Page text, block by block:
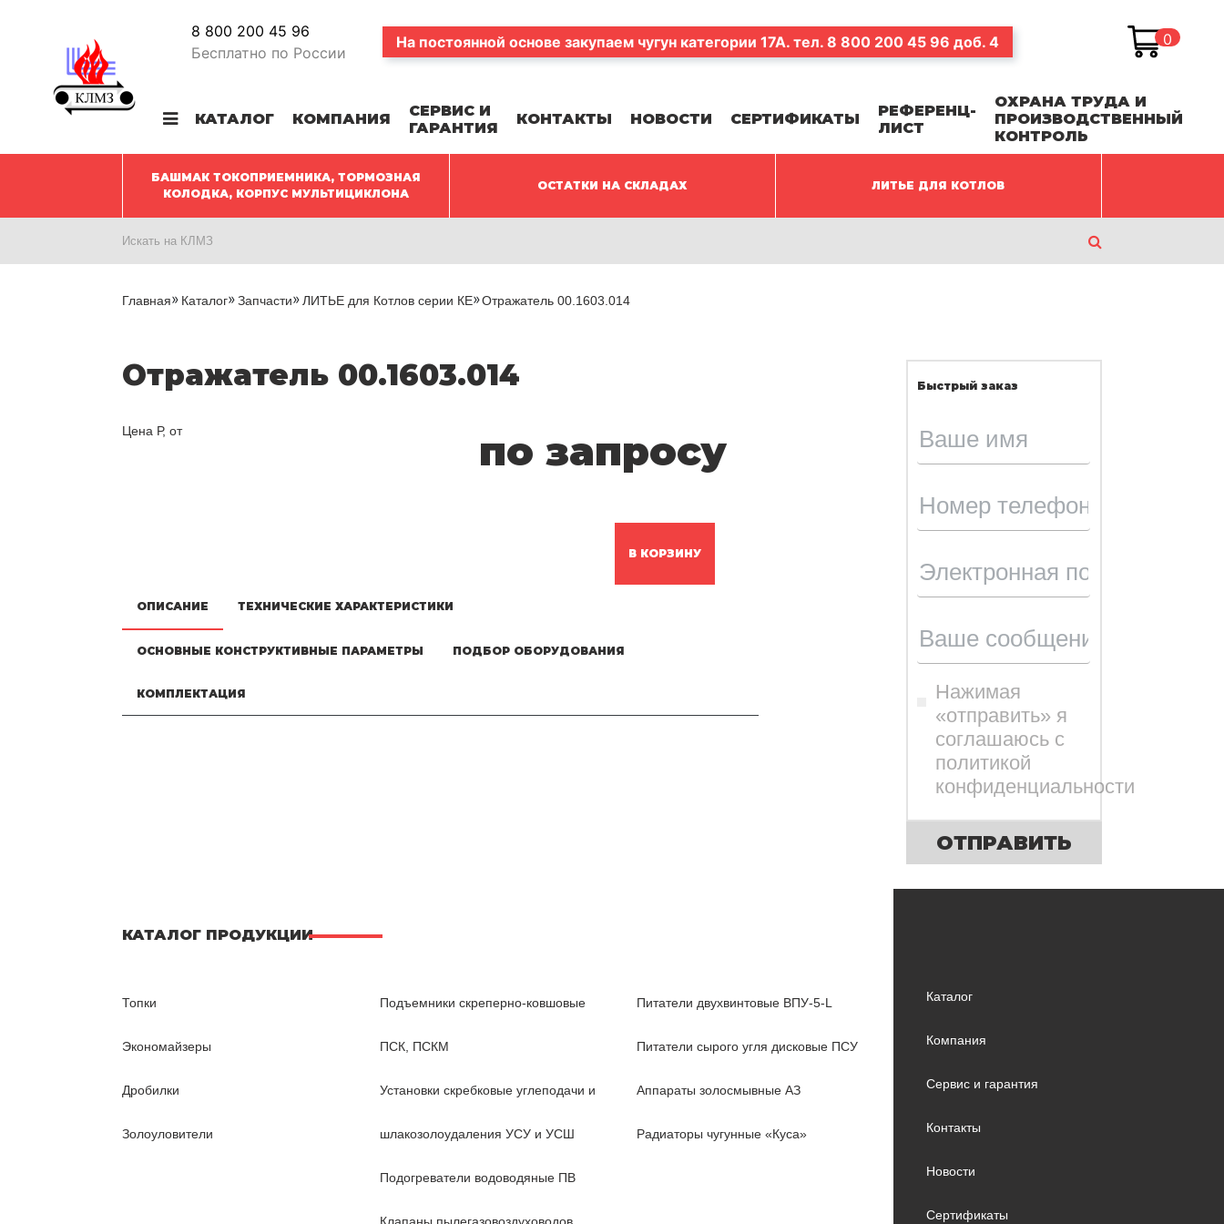
8 800 200 45 96
Бесплатно по России
На постоянной основе закупаем чугун категории 17А. тел.8 800 200 45 96 доб. 4 0
КАТАЛОГ КОМПАНИЯ
СЕРВИС И
ГАРАНТИЯ
КОНТАКТЫ НОВОСТИ СЕРТИФИКАТЫ
РЕФЕРЕНЦ-
ЛИСТ
ОХРАНА ТРУДА И
ПРОИЗВОДСТВЕННЫЙ
КОНТРОЛЬ
БАШМАК ТОКОПРИЕМНИКА, ТОРМОЗНАЯ
КОЛОДКА, КОРПУС МУЛЬТИЦИКЛОНА
ОСТАТКИ НА СКЛАДАХ ЛИТЬЕ ДЛЯ КОТЛОВ
Главная Каталог Запчасти ЛИТЬЕ для Котлов серии КЕ Отражатель 00.1603.014
Отражатель 00.1603.014
Цена Р, от по запросу
В КОРЗИНУ
ОПИСАНИЕ ТЕХНИЧЕСКИЕ ХАРАКТЕРИСТИКИ
ОСНОВНЫЕ КОНСТРУКТИВНЫЕ ПАРАМЕТРЫ ПОДБОР ОБОРУДОВАНИЯ
КОМПЛЕКТАЦИЯ
Быстрый заказ
Нажимая
«отправить» я
соглашаюсь с
политикой
конфиденциальности
ОТПРАВИТЬ
КАТАЛОГ ПРОДУКЦИИ
Топки
Экономайзеры
Дробилки
Золоуловители
Подъемники скреперно-ковшовые
ПСК, ПСКМ
Установки скребковые углеподачи и
шлакозолоудаления УСУ и УСШ
Подогреватели водоводяные ПВ
Клапаны пылегазовоздуховодов
Питатели двухвинтовые ВПУ-5-L
Питатели сырого угля дисковые ПСУ
Аппараты золосмывные АЗ
Радиаторы чугунные «Куса»
Каталог
Компания
Сервис и гарантия
Контакты
Новости
Сертификаты